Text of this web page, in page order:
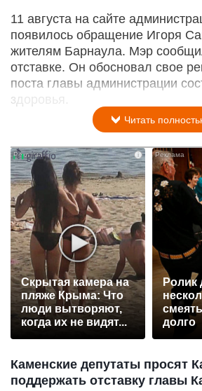
11 августа на сайте
появилось обращение Игоря
жителям Барнаула. Мэр
отставке. Он обосновал свое
поста главы администрации
здоровья.
Читать
i
Скрытая камера на
пляже Крыма: Что
люди вытворяют,
когда их не видят...
Ролик
долго
Каменские депутаты просят
поддержать отставку главы